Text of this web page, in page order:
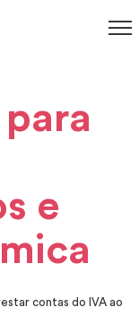
e
contas do IVA ao